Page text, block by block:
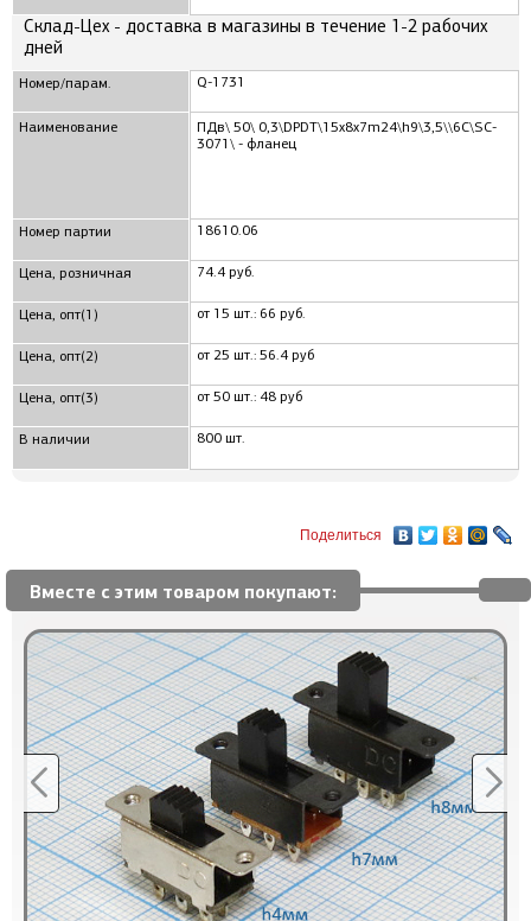
Склад-Цех - доставка в магазины в течение 1-2 рабочих
дней
Номер/парам.
Наименование
Номер партии
Цена, розничная
Цена, опт(1)
Цена, опт(2)
Цена, опт(3)
В наличии
Q-1731
ПДв\ 50\ 0,3\DPDT\15x8x7m24\h9\3,5\\6C\SC-
3071\ - фланец
18610.06
74.4 руб.
от 15 шт.: 66 руб.
от 25 шт.: 56.4 руб
от 50 шт.: 48 руб
800 шт.
Поделиться
Вместе с этим товаром покупают: